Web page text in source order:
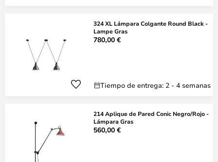
324 XL Lámpara Colgante Round Black -
Lampe Gras
780,00 €
Tiempo de entrega: 2 - 4 semanas
214 Aplique de Pared Conic Negro/Rojo -
Lámpara Gras
560,00 €